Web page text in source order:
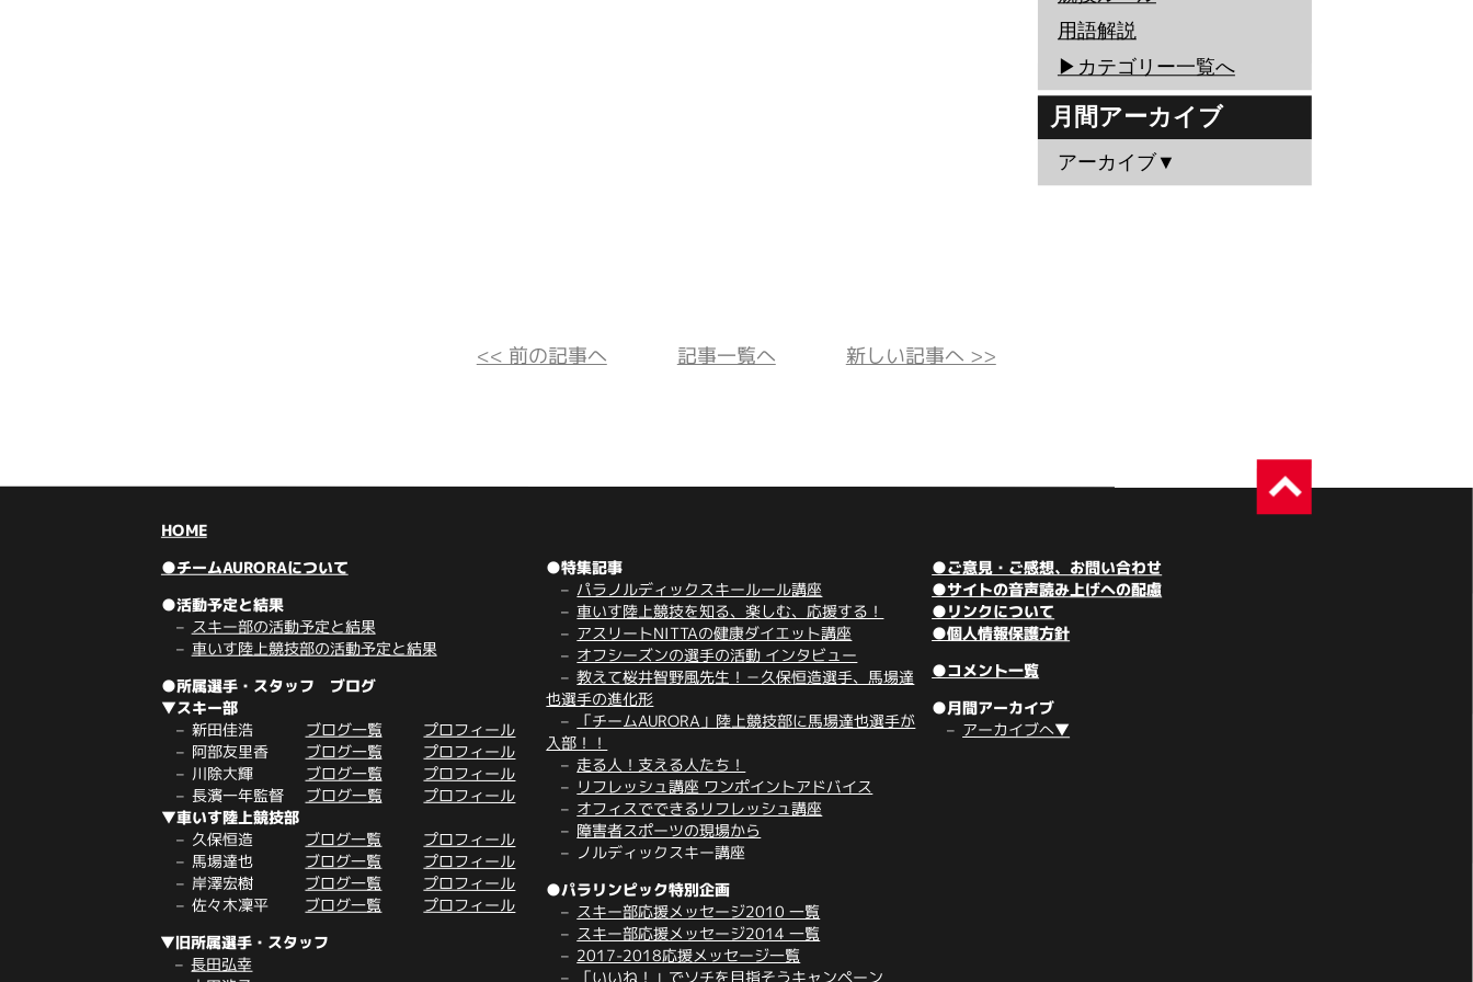
用語解説
▶︎カテゴリー一覧へ
月間アーカイブ
アーカイブ▼
<< 前の記事へ 記事一覧へ 新しい記事へ >>
HOME
●チームAURORAについて
●活動予定と結果
スキー部の活動予定と結果
車いす陸上競技部の活動予定と結果
●所属選手・スタッフ ブログ
▼スキー部
新田佳浩 ブログ一覧 プロフィール
阿部友里香 ブログ一覧 プロフィール
川除大輝 ブログ一覧
プロフィール
長濱一年監督
ブログ一覧 プロフィール
▼車いす陸上競技部
久保恒造 ブログ一覧 プロフィール
馬場達也 ブログ一覧 プロフィール
岸澤宏樹 ブログ一覧 プロフィール
佐々木凜平 ブログ一覧 プロフィール
▼旧所属選手・スタッフ
長田弘幸
●特集記事
パラノルディックスキールール講座
車いす陸上競技を知る、楽しむ、応援する！
アスリートNITTAの健康ダイエット講座
オフシーズンの選手の活動 インタビュー
教えて桜井智野風先生！－久保恒造選手、馬場達
也選手の進化形
「チームAURORA」陸上競技部に馬場達也選手が
入部！！
走る人！支える人たち！
リフレッシュ講座 ワンポイントアドバイス
オフィスでできるリフレッシュ講座
障害者スポーツの現場から
ノルディックスキー講座
●パラリンピック特別企画
スキー部応援メッセージ2010 一覧
スキー部応援メッセージ2014 一覧
2017-2018応援メッセージ一覧
「いいね！」でソチを目指そうキャンペーン
●ご意見・ご感想、お問い合わせ
●サイトの音声読み上げへの配慮
●リンクについて
●個人情報保護方針
●コメント一覧
●月間アーカイブ
アーカイブへ▼